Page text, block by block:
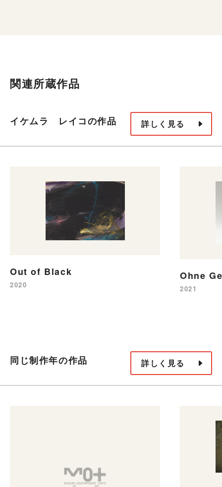
関連所蔵作品
イケムラ レイコの作品 詳しく見る
Out of Black
2020
Ohne
2021
同じ制作年の作品 詳しく見る